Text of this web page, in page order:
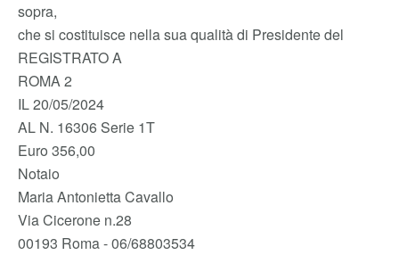
sopra,
che si costituisce nella sua qualità di Presidente del
REGISTRATO A
ROMA 2
IL 20/05/2024
AL N. 16306 Serie 1T
Euro 356,00
Notaio
Maria Antonietta Cavallo
Via Cicerone n.28
00193 Roma - 06/68803534